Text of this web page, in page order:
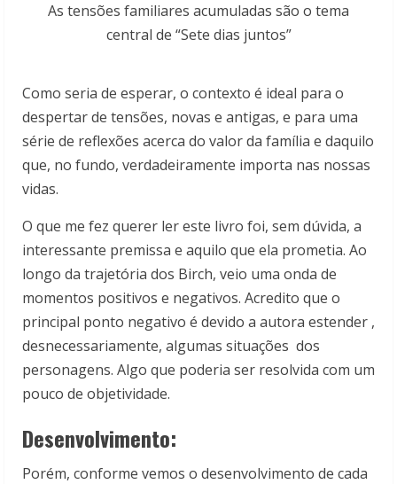
As tensões familiares acumuladas são o tema
central de “Sete dias juntos”
Como seria de esperar, o contexto é ideal para o
despertar de tensões, novas e antigas, e para uma
série de reflexões acerca do valor da família e daquilo
que, no fundo, verdadeiramente importa nas nossas
vidas.
O que me fez querer ler este livro foi, sem dúvida, a
interessante premissa e aquilo que ela prometia. Ao
longo da trajetória dos Birch, veio uma onda de
momentos positivos e negativos. Acredito que o
principal ponto negativo é devido a autora estender ,
desnecessariamente, algumas situações dos
personagens. Algo que poderia ser resolvida com um
pouco de objetividade.
Desenvolvimento:
Porém, conforme vemos o desenvolvimento de cada